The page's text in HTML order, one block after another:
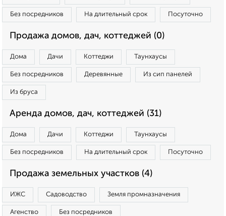
Без посредников На длительный срок Посуточно
Продажа домов, дач, коттеджей (0)
Дома Дачи Коттеджи Таунхаусы
Без посредников Деревянные Из сип панелей
Из бруса
Аренда домов, дач, коттеджей (31)
Дома Дачи Коттеджи Таунхаусы
Без посредников На длительный срок Посуточно
Продажа земельных участков (4)
ИЖС Садоводство Земля промназначения
Агенство Без посредников